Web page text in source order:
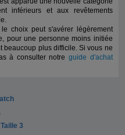
inférieurs et aux revêtements
choix peut s'avérer légèrement
pour une personne moins initiée
beaucoup plus difficile. Si vous ne
à consulter notreguide d'achat
Taille 3